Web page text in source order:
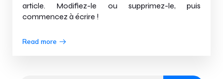
article. Modifiez-le ou supprimez-le, puis
commencez à écrire !
Read more